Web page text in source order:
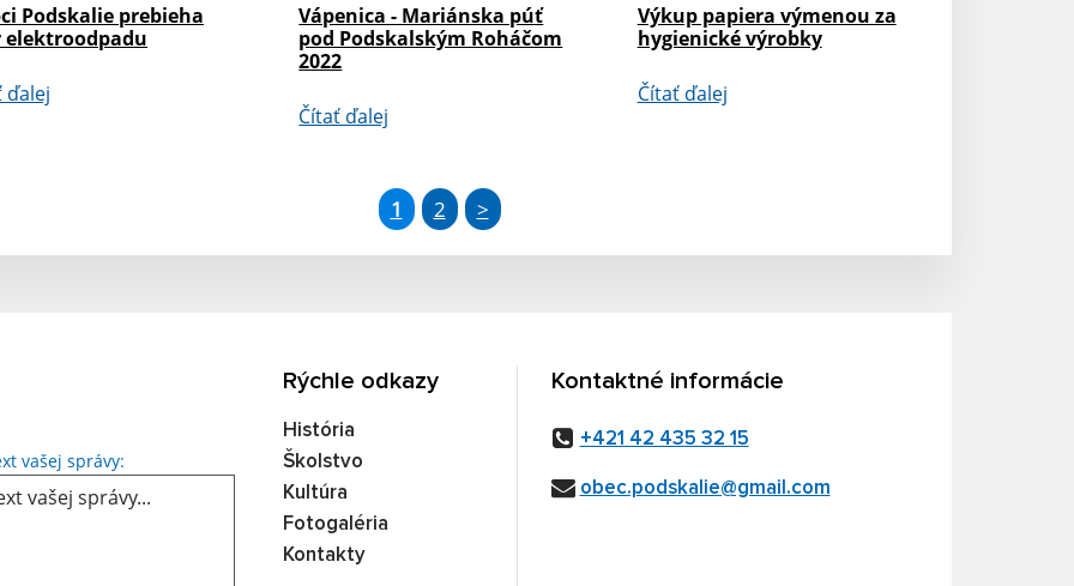
Podskalie prebieha
elektroodpadu
ďalej
Vápenica - Mariánska púť
pod Podskalským Roháčom
2022
Čítať ďalej
Výkup papiera výmenou za
hygienické výrobky
Čítať ďalej
1 2 >
vašej správy: Text vašej správy...
Rýchle odkazy
História
Školstvo
Kultúra
Fotogaléria
Kontakty
Kontaktné informácie
+421 42 435 32 15
obec.podskalie@gmail.com